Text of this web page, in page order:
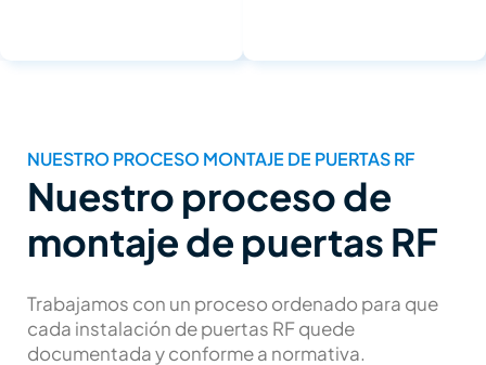
NUESTRO PROCESO MONTAJE DE PUERTAS RF
Nuestro proceso de
montaje de puertas RF
Trabajamos con un proceso ordenado para que
cada instalación de puertas RF quede
documentada y conforme a normativa.